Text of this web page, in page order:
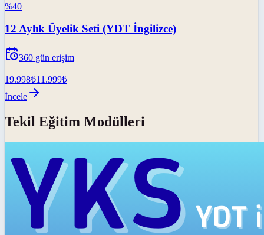
%40
12 Aylık Üyelik Seti (YDT İngilizce)
360 gün erişim
19.998₺11.999₺
İncele
Tekil Eğitim Modülleri